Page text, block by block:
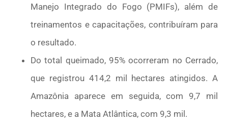
Manejo Integrado do Fogo (PMIFs), além de
treinamentos e capacitações, contribuíram para
o resultado.
Do total queimado, 95% ocorreram no Cerrado,
que registrou 414,2 mil hectares atingidos. A
Amazônia aparece em seguida, com 9,7 mil
hectares, e a Mata Atlântica, com 9,3 mil.